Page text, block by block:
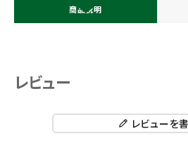
商品説明
レビュー
レビューを